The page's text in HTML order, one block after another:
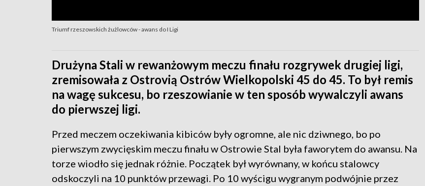
Triumf rzeszowskich żużlowców - awans do I Ligi
Drużyna Stali w rewanżowym meczu finału rozgrywek drugiej ligi,
zremisowała z Ostrovią Ostrów Wielkopolski 45 do 45. To był remis
na wagę sukcesu, bo rzeszowianie w ten sposób wywalczyli awans
do pierwszej ligi.
Przed meczem oczekiwania kibiców były ogromne, ale nic dziwnego, bo po
pierwszym zwycięskim meczu finału w Ostrowie Stal była faworytem do awansu. Na
torze wiodło się jednak różnie. Początek był wyrównany, w końcu stalowcy
odskoczyli na 10 punktów przewagi. Po 10 wyścigu wygranym podwójnie przez